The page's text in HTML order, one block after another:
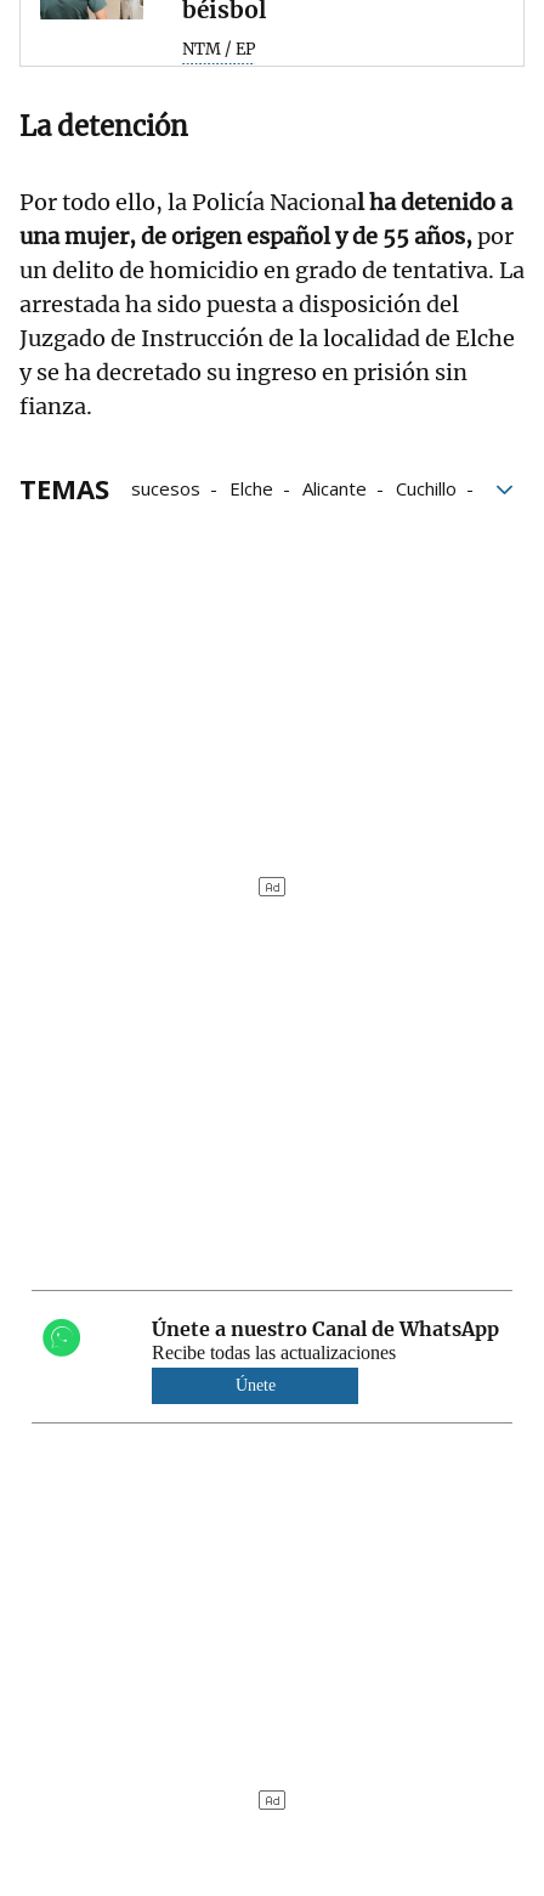
béisbol
NTM / EP
La detención
Por todo ello, la Policía Nacional ha detenido a
una mujer, de origen español y de 55 años,por
un delito de homicidio en grado de tentativa. La
arrestada ha sido puesta a disposición del
Juzgado de Instrucción de la localidad de Elche
y se ha decretado su ingreso en prisión sin
fianza.
TEMAS sucesos Elche Alicante
Cuchillo
Únete a nuestro Canal de WhatsApp
Recibe todas las actualizaciones
Únete